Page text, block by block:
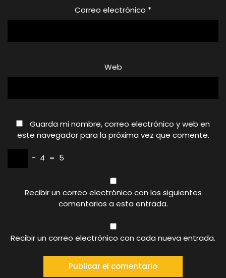
Correo electrónico *
Web
Guarda mi nombre, correo electrónico y web en
este navegador para la próxima vez que comente.
− 4 = 5
Recibir un correo electrónico con los siguientes
comentarios a esta entrada.
Recibir un correo electrónico con cada nueva entrada.